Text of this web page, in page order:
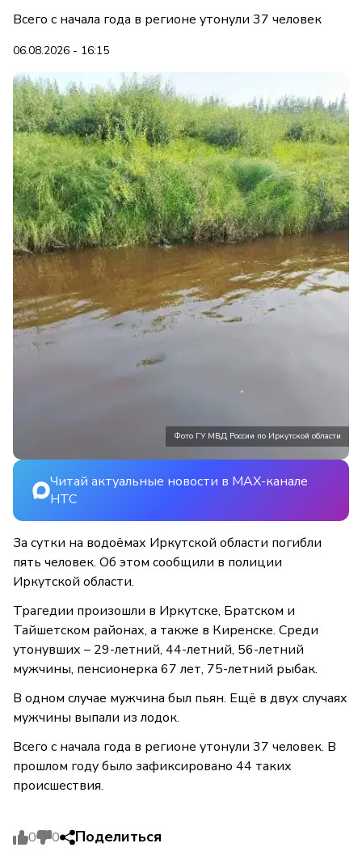
Всего с начала года в регионе утонули 37 человек
06.08.2026 - 16:15
Фото ГУ МВД России по Иркутской области
Читай актуальные новости в MAX-канале
НТС
За сутки на водоёмах Иркутской области погибли
пять человек. Об этом сообщили в полиции
Иркутской области.
Трагедии произошли в Иркутске, Братском и
Тайшетском районах, а также в Киренске. Среди
утонувших – 29-летний, 44-летний, 56-летний
мужчины, пенсионерка 67 лет, 75-летний рыбак.
В одном случае мужчина был пьян. Ещё в двух случаях
мужчины выпали из лодок.
Всего с начала года в регионе утонули 37 человек. В
прошлом году было зафиксировано 44 таких
происшествия.
0 0 Поделиться